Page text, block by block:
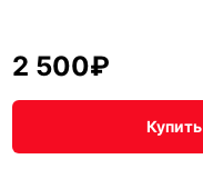
2 500₽
Купить